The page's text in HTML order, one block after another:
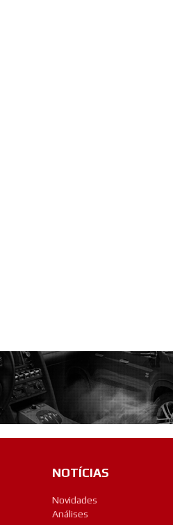
NOTÍCIAS
Novidades
Análises